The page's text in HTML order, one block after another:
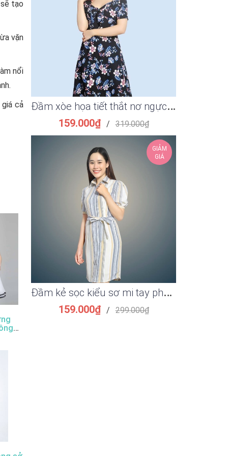
tạo
vặn
nổi
giá cả
Đ
ầm xòe họa tiết thắt nơ ngực thời trang
159.000₫ / 319.000₫
GIẢM
GIÁ
Đ
ầm kẻ sọc kiểu sơ mi tay phồng thắt eo đẹp
159.000₫ / 299.000₫